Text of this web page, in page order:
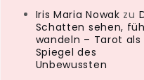
Iris Maria Nowak zu
Schatten sehen,
wandeln – Tarot als
Spiegel des
Unbewussten